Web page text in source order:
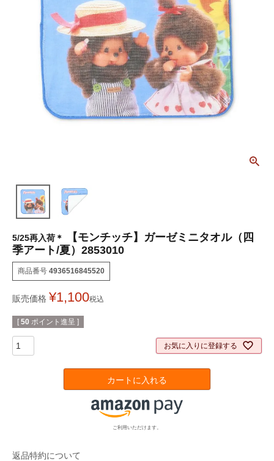
5/25再入荷＊
【モンチッチ】ガーゼミニタオル（四
季アート/夏）2853010
商品番号 4936516845520
販売価格 ¥1,100税込
[ 50 ポイント進呈 ]
お気に入りに登録する
カートに入れる
ご利用いただけます。
返品特約について